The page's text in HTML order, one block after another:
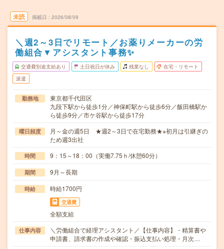
未読 掲載日 2026/08/09
＼週2～3日でリモート／お薬りメーカーの労
働組合▼アシスタント事務✨
交通費別途支給あり 土日祝日が休み 残業なし 在宅・リモート
派遣
勤務地
東京都千代田区
九段下駅から徒歩1分／神保町駅から徒歩6分／飯田橋駅か
ら徒歩9分／市ケ谷駅から徒歩17分
曜日頻度
月～金の週5日 ★週2～3日で在宅勤務★※初月は引継ぎの
ため週3出社
時間 9：15～18：00（実働7.75ｈ/休憩60分）
期間 9月～長期
時給 時給1700円
交通費
全額支給
仕事内容
＼労働組合で経理アシスタント／【仕事内容】・精算書や
申請書、請求書の作成や確認・振込支払い処理・月次…